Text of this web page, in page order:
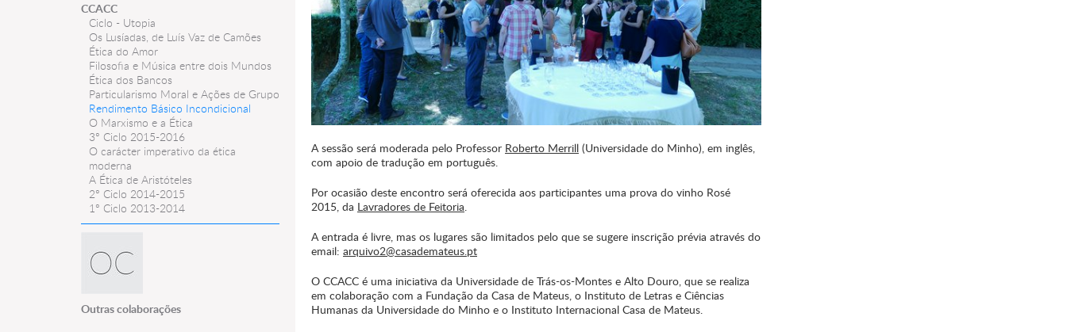
A sessão será moderada pelo Professor Roberto Merrill (Universidade do Minho), em inglês,
com apoio de tradução em português.
Por ocasião deste encontro será oferecida aos participantes uma prova do vinho Rosé
2015, da Lavradores de Feitoria.
A entrada é livre, mas os lugares são limitados pelo que se sugere inscrição prévia através do
email: arquivo2@casademateus.pt
O CCACC é uma iniciativa da Universidade de Trás-os-Montes e Alto Douro, que se realiza
em colaboração com a Fundação da Casa de Mateus, o Instituto de Letras e Ciências
Humanas da Universidade do Minho e o Instituto Internacional Casa de Mateus.
CCACC
Ciclo - Utopia
Os Lusíadas, de Luís Vaz de Camões
Ética do Amor
Filosofia e Música entre dois Mundos
Ética dos Bancos
Particularismo Moral e Ações de Grupo
Rendimento Básico Incondicional
O Marxismo e a Ética
3º Ciclo 2015-2016
O carácter imperativo da ética
moderna
A Ética de Aristóteles
2º Ciclo 2014-2015
1º Ciclo 2013-2014
Outras colaborações